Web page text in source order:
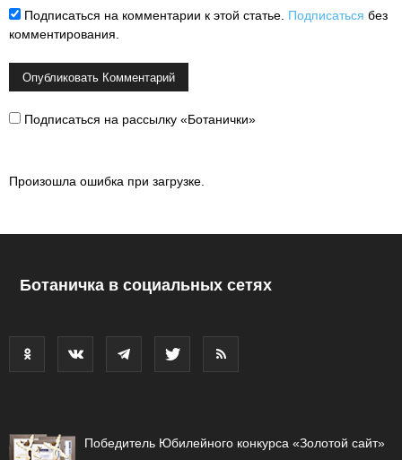
Подписаться на комментарии к этой статье. Подписаться без
комментирования.
Подписаться на рассылку «Ботанички»
Произошла ошибка при загрузке.
Ботаничка в социальных сетях
Победитель Юбилейного конкурса «Золотой сайт»